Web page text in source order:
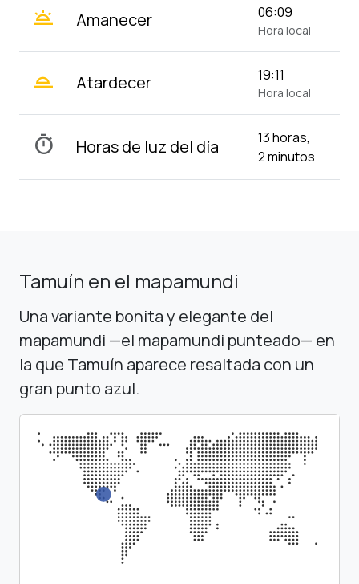
wb_twilight Amanecer 06:09
Hora local
wb_twilight_2 Atardecer 19:11
Hora local
timer Horas de luz del día
13 horas,
2 minutos
Tamuín en el mapamundi
Una variante bonita y elegante del
mapamundi —el mapamundi punteado— en
la que Tamuín aparece resaltada con un
gran punto azul.